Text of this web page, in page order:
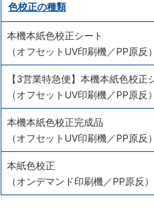
色校正の種類
本機本紙色校正シート
（オフセットUV印刷機／PP原反）
【3営業特急便】本機本紙色校正
（オフセットUV印刷機／PP原反）
本機本紙色校正完成品
（オフセットUV印刷機／PP原反）
本紙色校正
（オンデマンド印刷機／PP原反）